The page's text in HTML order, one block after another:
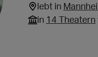
lebt in
in 14 Theatern